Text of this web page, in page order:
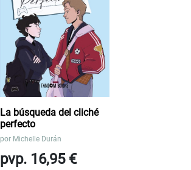
La búsqueda del cliché
perfecto
por Michelle Durán
pvp. 16,95 €